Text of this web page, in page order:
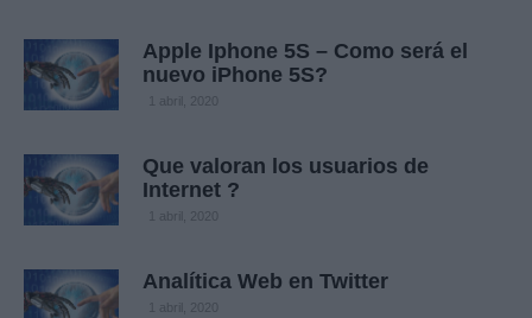
Apple Iphone 5S – Como será el
nuevo iPhone 5S?
1 abril, 2020
Que valoran los usuarios de
Internet ?
1 abril, 2020
Analítica Web en Twitter
1 abril, 2020